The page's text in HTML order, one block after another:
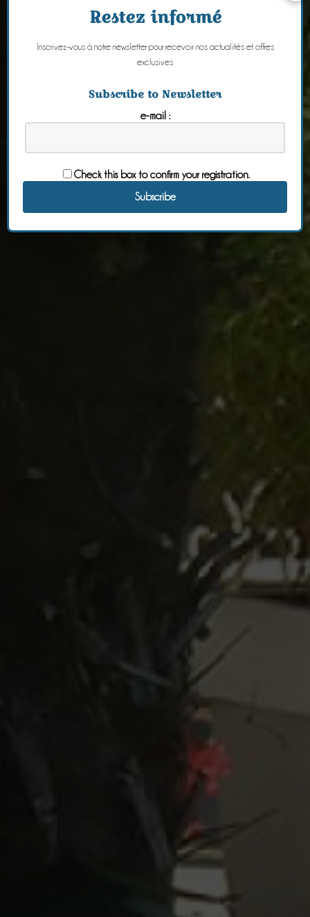
Restez informé
Inscrivez-vous à notre newsletter pour recevoir nos actualités et offres
exclusives
Subscribe to Newsletter
e-mail :
Check this box to confirm your registration.